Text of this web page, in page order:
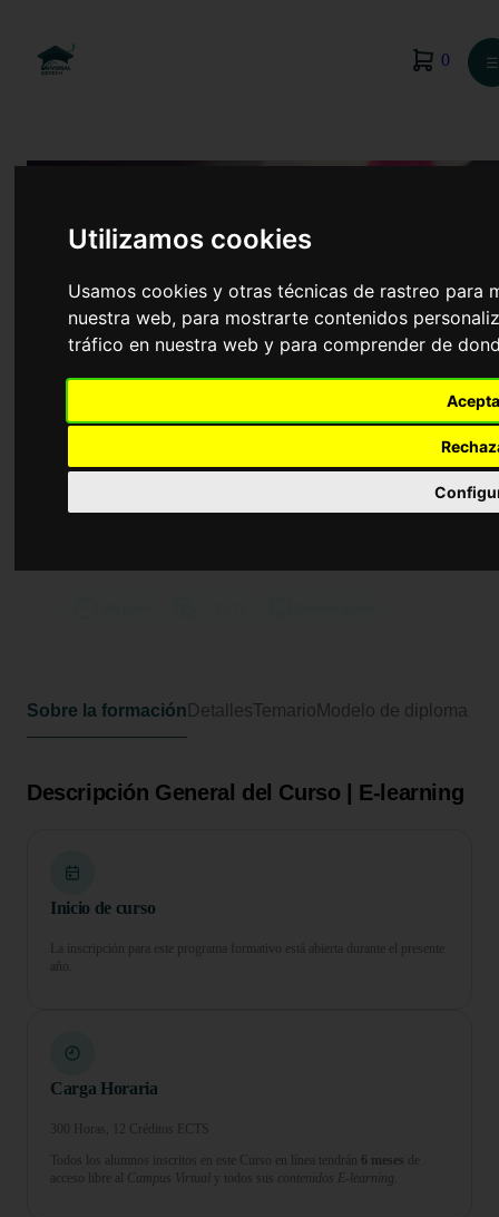
Utilizamos cookies
Usamos cookies y otras técnicas de rastreo para
nuestra web, para mostrarte contenidos
tráfico en nuestra web y para comprender de
0 ☰
Odontología
Sobre la formación DetallesTemario Modelo de diploma
Descripción General del Curso | E-learning
Inicio de curso
La inscripción para este programa formativo está abierta durante el presente
año.
Carga Horaria
300 Horas, 12 Créditos ECTS
Todos los alumnos inscritos en este Curso en línea tendrán 6 meses de
acceso libre al Campus Virtual y todos sus contenidos E-learning.